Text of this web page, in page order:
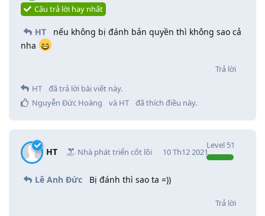
Câu trả lời hay nhất
HT
nếu không bị đánh bản quyền thì không sao cả
nha
Trả lời
HT
đã trả lời bài viết này.
Nguyễn Đức Hoàng
và HT đã thích điều này.
HT Nhà phát triển cốt lõi
Level 51
10 Th12 2021
Lê Anh Đức Bị đánh thì sao ta =))
Trả lời